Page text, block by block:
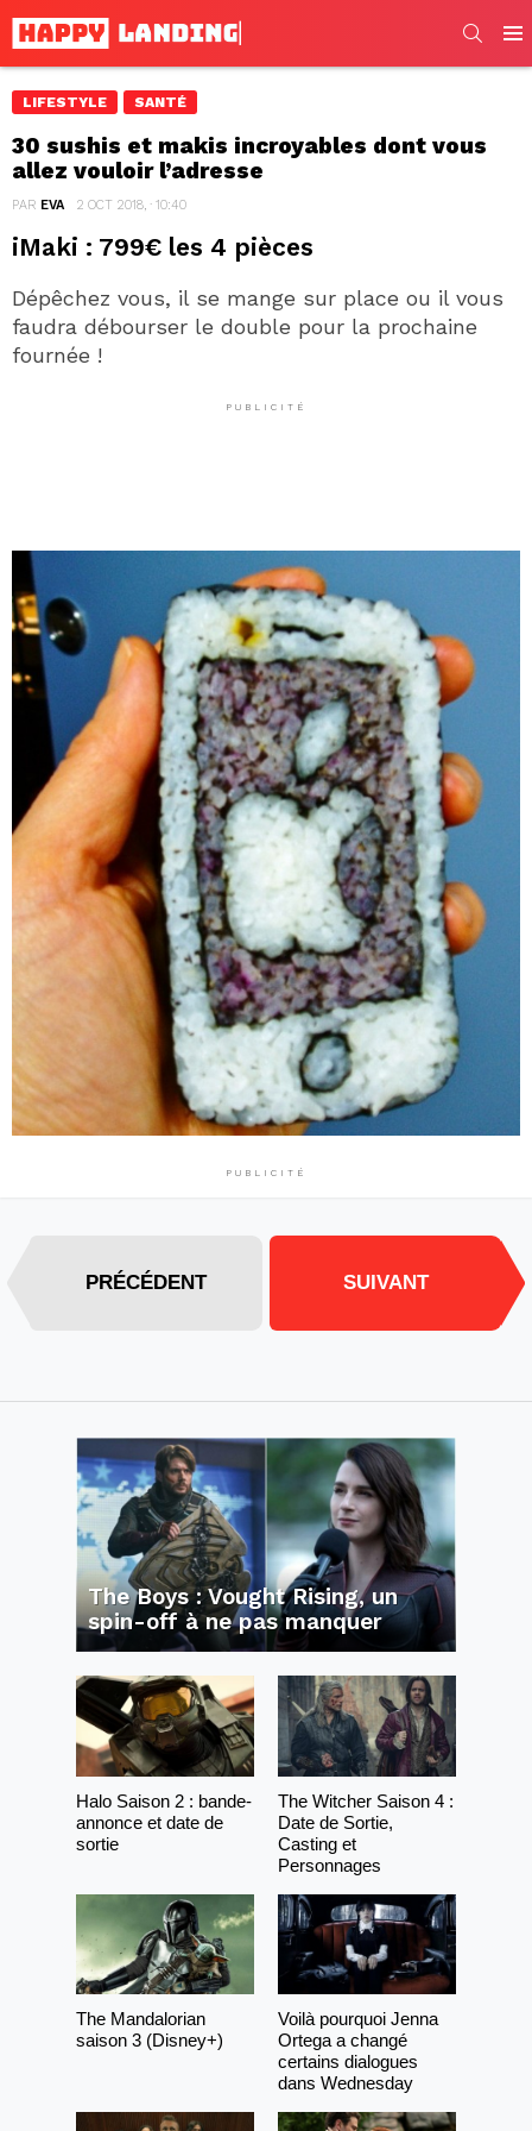
LIFESTYLE SANTÉ
30 sushis et makis incroyables dont vous
allez vouloir l’adresse
PAR EVA 2 OCT 2018, · 10:40
iMaki : 799€ les 4 pièces
Dépêchez vous, il se mange sur place ou il vous
faudra débourser le double pour la prochaine
fournée !
PUBLICITÉ
PUBLICITÉ
PRÉCÉDENT SUIVANT
The Boys : Vought Rising, un
spin-off à ne pas manquer
Halo Saison 2 : bande-
annonce et date de
sortie
The Witcher Saison 4 :
Date de Sortie,
Casting et
Personnages
The Mandalorian
saison 3 (Disney+)
Voilà pourquoi Jenna
Ortega a changé
certains dialogues
dans Wednesday